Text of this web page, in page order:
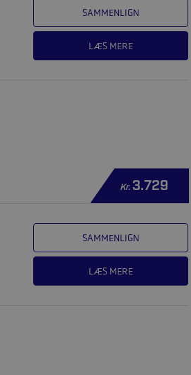
SAMMENLIGN
LÆS MERE
Kr. 3.729
SAMMENLIGN
LÆS MERE